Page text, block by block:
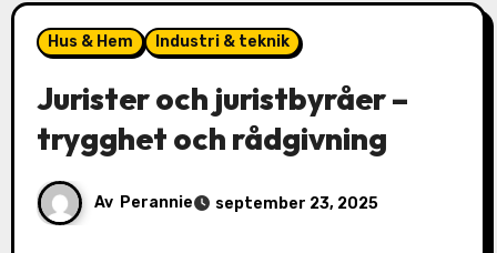
Hus & Hem Industri & teknik
Jurister och juristbyråer –
trygghet och rådgivning
Av Perannie september 23, 2025